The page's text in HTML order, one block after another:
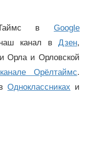
в Google
канал вДзен,
Орла и Орловской
Орёлтаймс.
вОдноклассниках и